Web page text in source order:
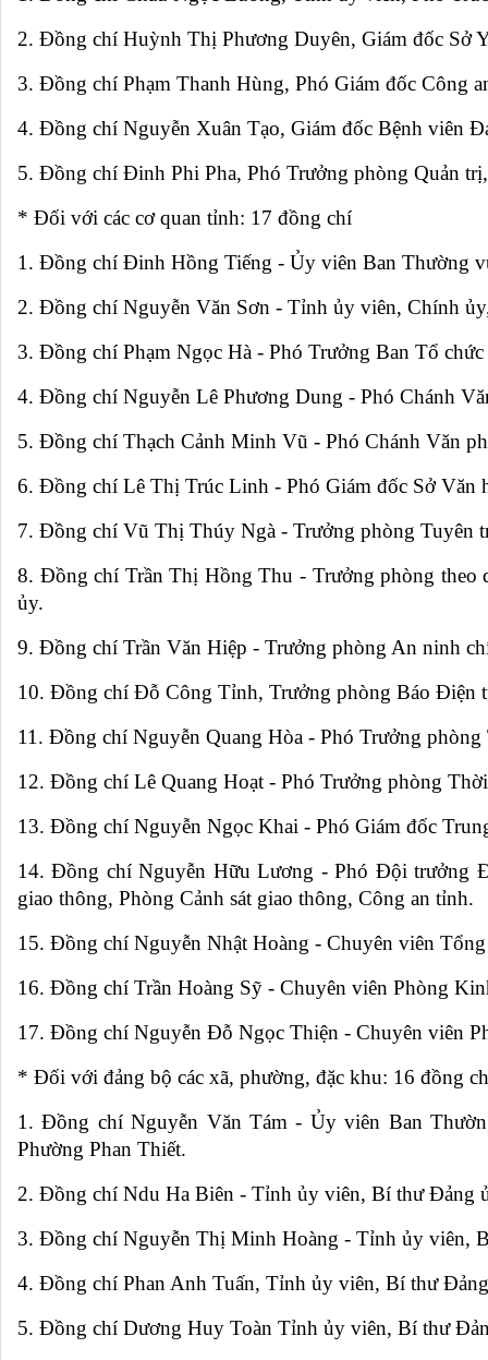
2. Đồng chí Huỳnh Thị Phương Duyên, Giám đốc Sở
3. Đồng chí Phạm Thanh Hùng, Phó Giám đốc Công
4. Đồng chí Nguyễn Xuân Tạo, Giám đốc Bệnh viên
5. Đồng chí Đinh Phi Pha, Phó Trưởng phòng Quản
* Đối với các cơ quan tỉnh: 17 đồng chí
1. Đồng chí Đinh Hồng Tiếng - Ủy viên Ban Thường
2. Đồng chí Nguyễn Văn Sơn - Tỉnh ủy viên, Chính
3. Đồng chí Phạm Ngọc Hà - Phó Trưởng Ban Tổ
4. Đồng chí Nguyễn Lê Phương Dung - Phó Chánh
5. Đồng chí Thạch Cảnh Minh Vũ - Phó Chánh Văn
6. Đồng chí Lê Thị Trúc Linh - Phó Giám đốc Sở Văn
7. Đồng chí Vũ Thị Thúy Ngà - Trưởng phòng Tuyên
8. Đồng chí Trần Thị Hồng Thu - Trưởng phòng theo
ủy.
9. Đồng chí Trần Văn Hiệp - Trưởng phòng An ninh
10. Đồng chí Đỗ Công Tỉnh, Trưởng phòng Báo Điện
11. Đồng chí Nguyễn Quang Hòa - Phó Trưởng
12. Đồng chí Lê Quang Hoạt - Phó Trưởng phòng
13. Đồng chí Nguyễn Ngọc Khai - Phó Giám đốc
14. Đồng chí Nguyễn Hữu Lương - Phó Đội trưởng
giao thông, Phòng Cảnh sát giao thông, Công an tỉnh.
15. Đồng chí Nguyễn Nhật Hoàng - Chuyên viên
16. Đồng chí Trần Hoàng Sỹ - Chuyên viên Phòng
17. Đồng chí Nguyễn Đỗ Ngọc Thiện - Chuyên viên
* Đối với đảng bộ các xã, phường, đặc khu: 16 đồng
1. Đồng chí Nguyễn Văn Tám - Ủy viên Ban
Phường Phan Thiết.
2. Đồng chí Ndu Ha Biên - Tỉnh ủy viên, Bí thư Đảng
3. Đồng chí Nguyễn Thị Minh Hoàng - Tỉnh ủy viên,
4. Đồng chí Phan Anh Tuấn, Tỉnh ủy viên, Bí thư
5. Đồng chí Dương Huy Toàn Tỉnh ủy viên, Bí thư